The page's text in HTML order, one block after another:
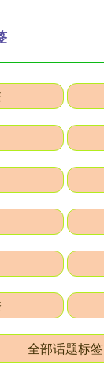
全部话题标签